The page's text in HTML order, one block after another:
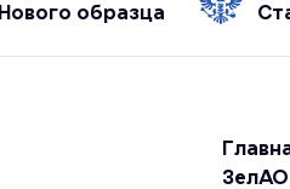
Нового образца
ЗелАО